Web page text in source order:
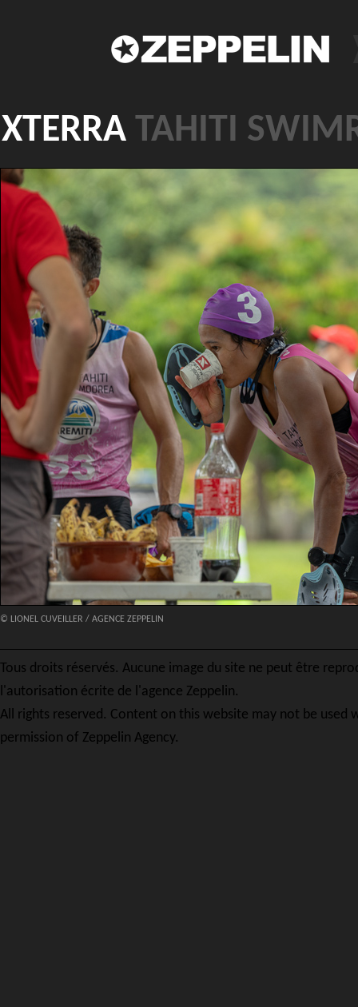
XTERRA TAHITI
© LIONEL CUVEILLER / AGENCE ZEPPELIN
Tous droits réservés. Aucune image du site ne peut être
l'autorisation écrite de l'agence Zeppelin.
All rights reserved. Content on this website may not be used
permission of Zeppelin Agency.